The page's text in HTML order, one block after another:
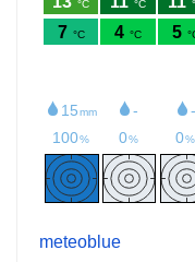
meteoblue